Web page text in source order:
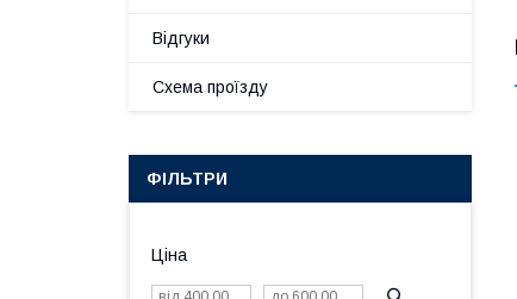
Відгуки
Схема проїзду
ФІЛЬТРИ
Ціна